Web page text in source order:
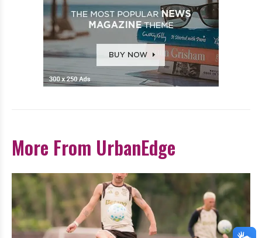
More From UrbanEdge